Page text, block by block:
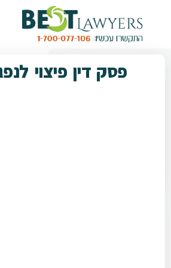
פסק דין פיצוי